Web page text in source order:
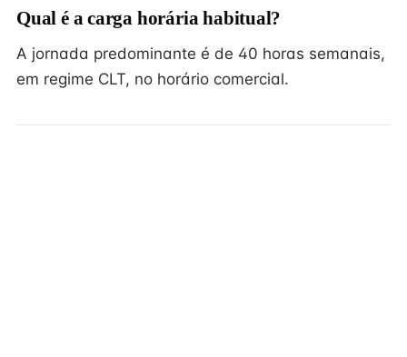
Qual é a carga horária habitual?
A jornada predominante é de 40 horas semanais,
em regime CLT, no horário comercial.